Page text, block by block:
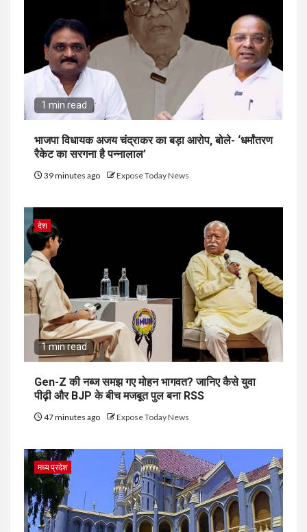
1 min read
भाजपा विधायक अजय चंद्राकर का बड़ा आरोप, बोले- ‘धर्मांतरण
रैकेट का सरगना है पन्नालाल’
39 minutes ago Expose Today News
देश
1 min read
Gen-Z की नब्ज समझ गए मोहन भागवत? जानिए कैसे युवा
पीढ़ी और BJP के बीच मजबूत पुल बना RSS
47 minutes ago Expose Today News
मध्य प्रदेश